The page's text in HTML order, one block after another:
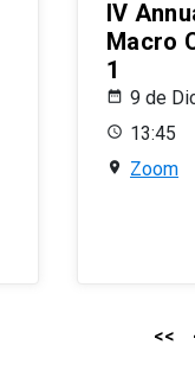
IV
Macro
1
9 de
13:45
Zoom
<<